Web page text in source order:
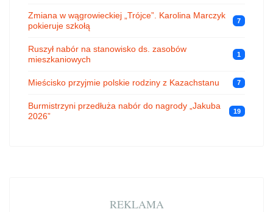
Zmiana w wągrowieckiej „Trójce”. Karolina Marczyk
pokieruje szkołą
7
Ruszył nabór na stanowisko ds. zasobów
mieszkaniowych
1
Mieścisko przyjmie polskie rodziny z Kazachstanu 7
Burmistrzyni przedłuża nabór do nagrody „Jakuba
2026”
19
REKLAMA